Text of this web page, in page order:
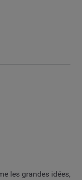
les grandes idées,